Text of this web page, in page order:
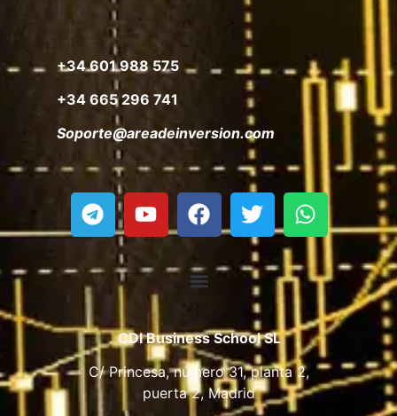
+34 601 988 575
+34 665 296 741
Soporte@areadeinversion.com
CDI Business School SL
C/ Princesa, número 31, planta 2,
puerta 2, Madrid